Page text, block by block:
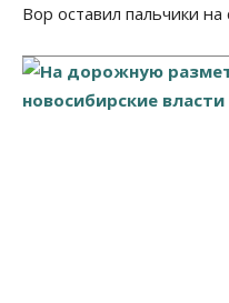
Вор оставил пальчики на